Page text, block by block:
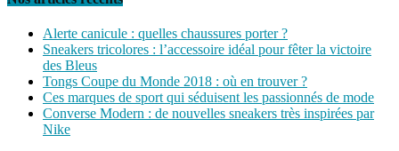
Alerte canicule : quelles chaussures porter ?
Sneakers tricolores : l’accessoire idéal pour fêter la victoire
des Bleus
Tongs Coupe du Monde 2018 : où en trouver ?
Ces marques de sport qui séduisent les passionnés de mode
Converse Modern : de nouvelles sneakers très inspirées par
Nike